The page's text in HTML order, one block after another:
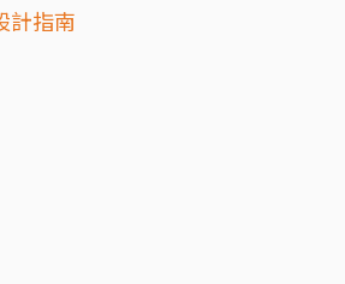
計指南